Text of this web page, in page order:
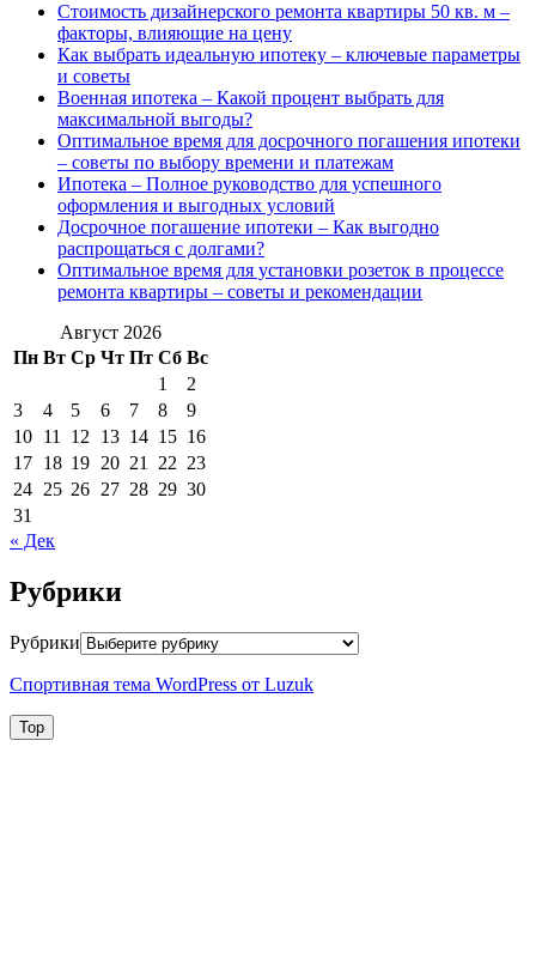
Стоимость дизайнерского ремонта квартиры 50 кв. м –
факторы, влияющие на цену
Как выбрать идеальную ипотеку – ключевые параметры
и советы
Военная ипотека – Какой процент выбрать для
максимальной выгоды?
Оптимальное время для досрочного погашения ипотеки
– советы по выбору времени и платежам
Ипотека – Полное руководство для успешного
оформления и выгодных условий
Досрочное погашение ипотеки – Как выгодно
распрощаться с долгами?
Оптимальное время для установки розеток в процессе
ремонта квартиры – советы и рекомендации
Август 2026
Пн Вт Ср Чт Пт Сб Вс
1
2
3
4 5 6 7 8
9
10 11 12 13 14 15 16
17 18 19 20 21 22 23
24 25 26 27 28 29 30
31
« Дек
Рубрики
Рубрики
Спортивная тема WordPress от Luzuk
Top